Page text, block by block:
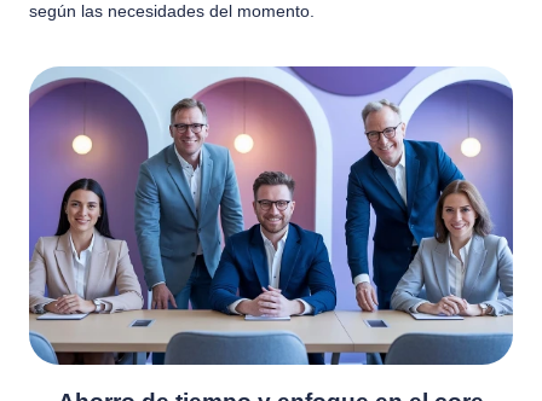
según las necesidades del momento.